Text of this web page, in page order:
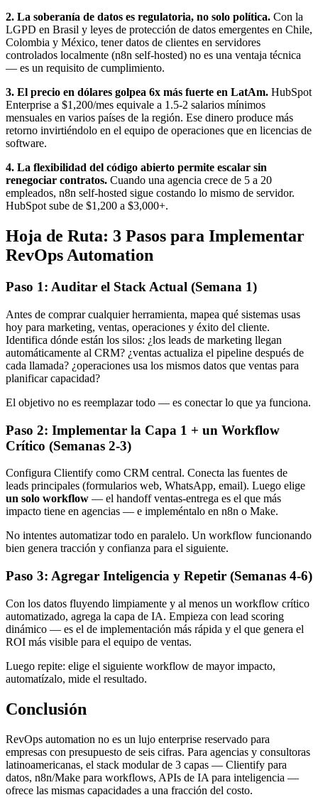
2. La soberanía de datos es regulatoria, no solo política. Con la
LGPD en Brasil y leyes de protección de datos emergentes en Chile,
Colombia y México, tener datos de clientes en servidores
controlados localmente (n8n self-hosted) no es una ventaja técnica
— es un requisito de cumplimiento.
3. El precio en dólares golpea 6x más fuerte en LatAm. HubSpot
Enterprise a $1,200/mes equivale a 1.5-2 salarios mínimos
mensuales en varios países de la región. Ese dinero produce más
retorno invirtiéndolo en el equipo de operaciones que en licencias de
software.
4. La flexibilidad del código abierto permite escalar sin
renegociar contratos. Cuando una agencia crece de 5 a 20
empleados, n8n self-hosted sigue costando lo mismo de servidor.
HubSpot sube de $1,200 a $3,000+.
Hoja de Ruta: 3 Pasos para Implementar
RevOps Automation
Paso 1: Auditar el Stack Actual (Semana 1)
Antes de comprar cualquier herramienta, mapea qué sistemas usas
hoy para marketing, ventas, operaciones y éxito del cliente.
Identifica dónde están los silos: ¿los leads de marketing llegan
automáticamente al CRM? ¿ventas actualiza el pipeline después de
cada llamada? ¿operaciones usa los mismos datos que ventas para
planificar capacidad?
El objetivo no es reemplazar todo — es conectar lo que ya funciona.
Paso 2: Implementar la Capa 1 + un Workflow
Crítico (Semanas 2-3)
Configura Clientify como CRM central. Conecta las fuentes de
leads principales (formularios web, WhatsApp, email). Luego elige
un solo workflow — el handoff ventas-entrega es el que más
impacto tiene en agencias — e impleméntalo en n8n o Make.
No intentes automatizar todo en paralelo. Un workflow funcionando
bien genera tracción y confianza para el siguiente.
Paso 3: Agregar Inteligencia y Repetir (Semanas 4-6)
Con los datos fluyendo limpiamente y al menos un workflow crítico
automatizado, agrega la capa de IA. Empieza con lead scoring
dinámico — es el de implementación más rápida y el que genera el
ROI más visible para el equipo de ventas.
Luego repite: elige el siguiente workflow de mayor impacto,
automatízalo, mide el resultado.
Conclusión
RevOps automation no es un lujo enterprise reservado para
empresas con presupuesto de seis cifras. Para agencias y consultoras
latinoamericanas, el stack modular de 3 capas — Clientify para
datos, n8n/Make para workflows, APIs de IA para inteligencia —
ofrece las mismas capacidades a una fracción del costo.